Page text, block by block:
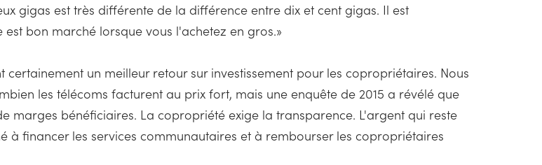
gigas est très différente de la différence entre dix et cent gigas. Il est
bon marché lorsque vous l'achetez en gros.»
un meilleur retour sur investissement pour les copropriétaires. Nous
les télécoms facturent au prix fort, mais une enquête de 2015 a révélé que
marges bénéficiaires. La copropriété exige la transparence. L'argent qui reste
à financer les services communautaires et à rembourser les copropriétaires